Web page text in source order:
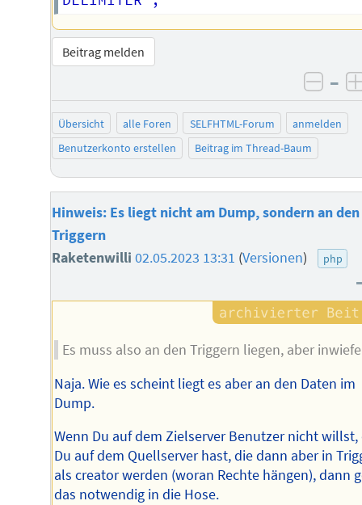
Beitrag melden
–
Übersicht alle Foren SELFHTML-Forum
anmelden
Benutzerkonto erstellen
Beitrag im Thread-Baum
Hinweis: Es liegt nicht am Dump, sondern an den
Triggern
Raketenwilli02.05.2023 13:31 (Versionen) php
Es muss also an den Triggern liegen, aber
Naja. Wie es scheint liegt es aber an den Daten im
Dump.
Wenn Du auf dem Zielserver Benutzer nicht willst,
Du auf dem Quellserver hast, die dann aber in
als creator werden (woran Rechte hängen), dann
das notwendig in die Hose.